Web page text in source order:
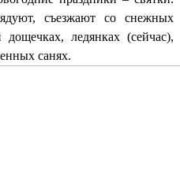
съезжают со снежных
ледянках (сейчас),
санях.